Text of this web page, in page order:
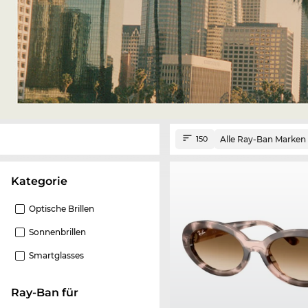
Kategorie
Optische Brillen
Sonnenbrillen
Smartglasses
Ray-Ban für
150 Alle Ray-Ban Marken